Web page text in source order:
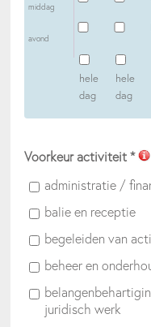
middag
avond
hele
dag
hele
dag
Voorkeur activiteit*
administratie /
balie en receptie
begeleiden van
beheer en
juridisch werk